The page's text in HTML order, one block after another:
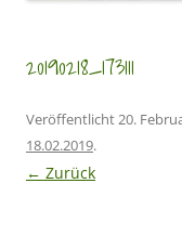
20190218_173111
Veröffentlicht20.
18.02.2019.
← Zurück